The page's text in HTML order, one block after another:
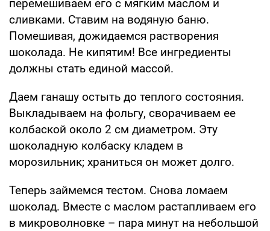
перемешиваем его с мягким маслом и
сливками. Ставим на водяную баню.
Помешивая, дожидаемся растворения
шоколада. Не кипятим! Все ингредиенты
должны стать единой массой.
Даем ганашу остыть до теплого состояния.
Выкладываем на фольгу, сворачиваем ее
колбаской около 2 см диаметром. Эту
шоколадную колбаску кладем в
морозильник; храниться он может долго.
Теперь займемся тестом. Снова ломаем
шоколад. Вместе с маслом растапливаем его
в микроволновке – пара минут на небольшой